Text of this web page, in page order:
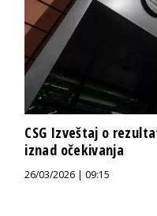
CSG Izveštaj o
iznad očekivanja
26/03/2026 | 09:15